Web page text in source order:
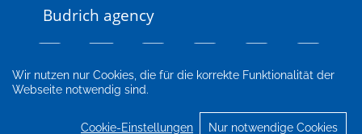
Wir nutzen nur Cookies, die für die korrekte Funktionalität der
Webseite notwendig sind.
Cookie-Einstellungen Nur notwendige Cookies
Budrich agency
Impressum
Datenschutz
Cookie-Einstellungen